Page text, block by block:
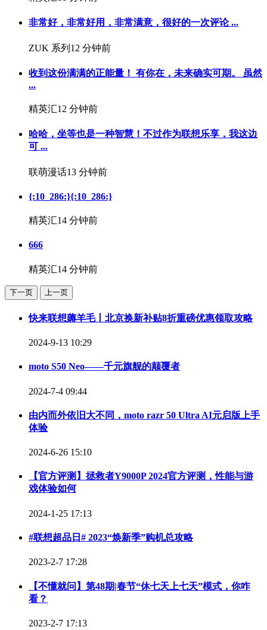
非常好，非常好用，非常满意，很好的一次评论 ...
ZUK 系列 12 分钟前
收到这份满满的正能量！ 有你在，未来确实可期。 虽然
...
精英汇12 分钟前
哈哈，坐等也是一种智慧！不过作为联想乐享，我这边
可 ...
联萌漫话13 分钟前
{:10_286:}{:10_286:}
精英汇14 分钟前
666
精英汇14 分钟前
下一页 上一页
快来联想薅羊毛丨北京换新补贴8折重磅优惠领取攻略
2024-9-13 10:29
moto S50 Neo——千元旗舰的颠覆者
2024-7-4 09:44
由内而外依旧大不同，moto razr 50 Ultra AI元启版上手
体验
2024-6-26 15:10
【官方评测】拯救者Y9000P 2024官方评测，性能与游
戏体验如何
2024-1-25 17:13
#联想超品日# 2023“焕新季”购机总攻略
2023-2-7 17:28
【不懂就问】第48期|春节“休七天上七天”模式，你咋
看？
2023-2-7 17:13